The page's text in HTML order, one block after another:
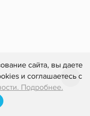
сайта, вы даете
и соглашаетесь с
Подробнее.